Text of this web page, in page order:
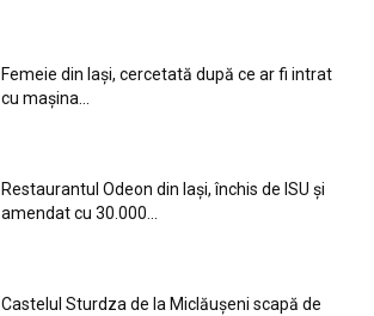
Femeie din Iași, cercetată după ce ar fi intrat
cu mașina...
Restaurantul Odeon din Iași, închis de ISU și
amendat cu 30.000...
Castelul Sturdza de la Miclăușeni scapă de